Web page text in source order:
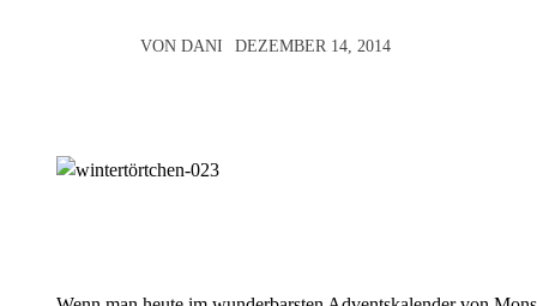
VON DANI DEZEMBER 14, 2014